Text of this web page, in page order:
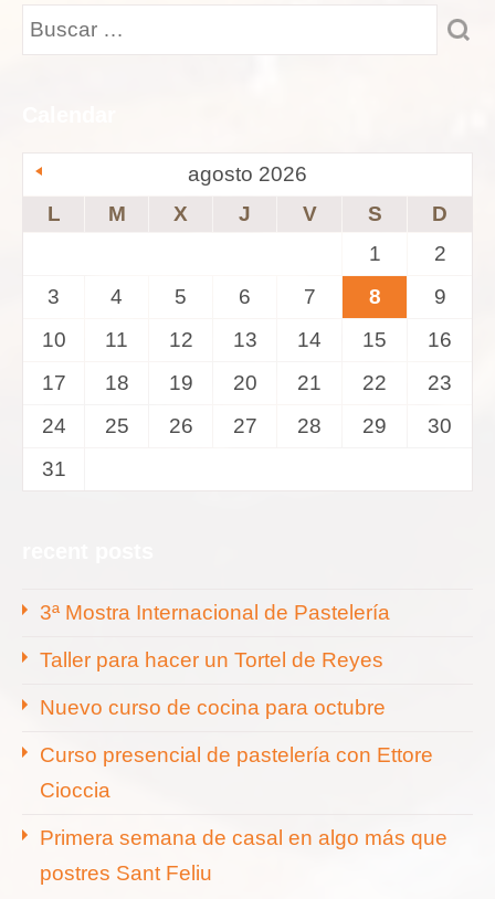
agosto 2026
L
M X J V S
D
1
2
3
4 5 6 7 8
9
10
11 12 13 14 15
16
17
18 19 20 21 22
23
24
25 26 27 28 29
30
31
3ª Mostra Internacional de Pastelería
Taller para hacer un Tortel de Reyes
Nuevo curso de cocina para octubre
Curso presencial de pastelería con Ettore
Cioccia
Primera semana de casal en algo más que
postres Sant Feliu